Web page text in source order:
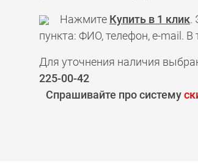
Нажмите Купить в 1 клик.
пункта: ФИО, телефон, e-mail.
Для уточнения наличия
225-00-42
Спрашивайте про систему